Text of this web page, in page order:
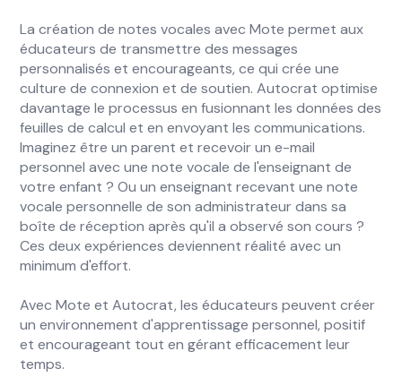
La création de notes vocales avec Mote permet aux
éducateurs de transmettre des messages
personnalisés et encourageants, ce qui crée une
culture de connexion et de soutien. Autocrat optimise
davantage le processus en fusionnant les données des
feuilles de calcul et en envoyant les communications.
Imaginez être un parent et recevoir un e-mail
personnel avec une note vocale de l'enseignant de
votre enfant ? Ou un enseignant recevant une note
vocale personnelle de son administrateur dans sa
boîte de réception après qu'il a observé son cours ?
Ces deux expériences deviennent réalité avec un
minimum d'effort.
Avec Mote et Autocrat, les éducateurs peuvent créer
un environnement d'apprentissage personnel, positif
et encourageant tout en gérant efficacement leur
temps.